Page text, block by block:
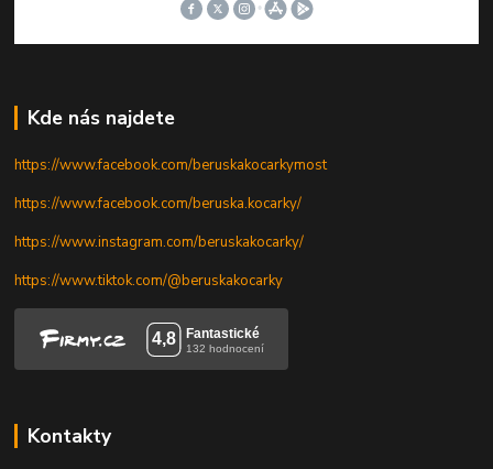
Kde nás najdete
https://www.facebook.com/beruskakocarkymost
https://www.facebook.com/beruska.kocarky/
https://www.instagram.com/beruskakocarky/
https://www.tiktok.com/@beruskakocarky
Kontakty